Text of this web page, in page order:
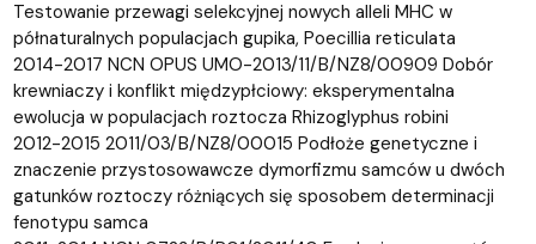
Testowanie przewagi selekcyjnej nowych alleli MHC w
półnaturalnych populacjach gupika, Poecillia reticulata
2014-2017 NCN OPUS UMO-2013/11/B/NZ8/00909 Dobór
krewniaczy i konflikt międzypłciowy: eksperymentalna
ewolucja w populacjach roztocza Rhizoglyphus robini
2012-2015 2011/03/B/NZ8/00015 Podłoże genetyczne i
znaczenie przystosowawcze dymorfizmu samców u dwóch
gatunków roztoczy różniących się sposobem determinacji
fenotypu samca